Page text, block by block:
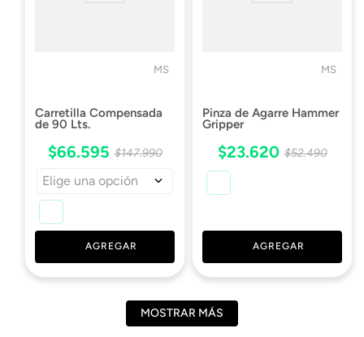
MS
Carretilla Compensada
de 90 Lts.
$66.595 $147.990
Elige una opción
AGREGAR
MS
Pinza de Agarre Hammer
Gripper
$23.620 $52.490
AGREGAR
MOSTRAR MÁS